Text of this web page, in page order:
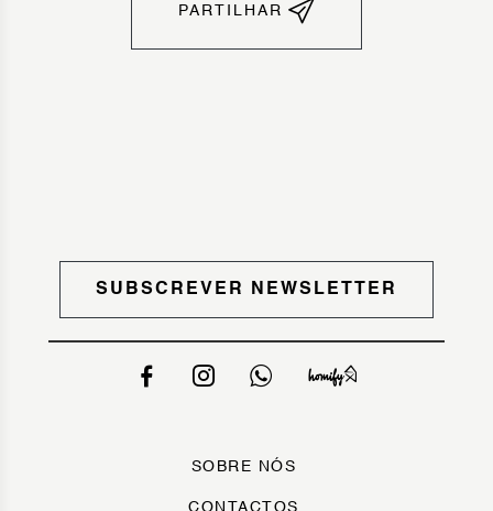
PARTILHAR
SUBSCREVER NEWSLETTER
SOBRE NÓS
CONTACTOS